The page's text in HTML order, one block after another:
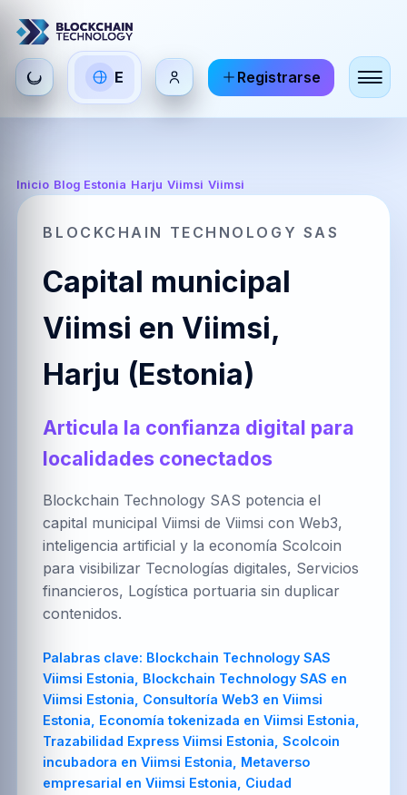
Seleccionar
idioma
E
ES
Español English
FR
Français
HI DE
ZH JA
العربية Brezhoneg 한국어
PT-BR
Português
(Brasil)
NL
Nederlands
HR
Hrvatski
فارسی Italiano 简体中文
TR
Türkçe
UK
Українська
PL
Registrarse
Inicio/ Blog Estonia Harju Viimsi Viimsi
BLOCKCHAIN TECHNOLOGY SAS
Capital municipal
Viimsi en Viimsi,
Harju (Estonia)
Articula la confianza digital para
localidades conectados
Blockchain Technology SAS potencia el
capital municipal Viimsi de Viimsi con Web3,
inteligencia artificial y la economía Scolcoin
para visibilizar Tecnologías digitales, Servicios
financieros, Logística portuaria sin duplicar
contenidos.
Palabras clave: Blockchain Technology SAS
Viimsi Estonia, Blockchain Technology SAS en
Viimsi Estonia, Consultoría Web3 en Viimsi
Estonia, Economía tokenizada en Viimsi Estonia,
Trazabilidad Express Viimsi Estonia, Scolcoin
incubadora en Viimsi Estonia, Metaverso
empresarial en Viimsi Estonia, Ciudad